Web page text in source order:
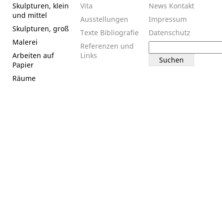
Skulpturen, klein
und mittel
Skulpturen, groß
Malerei
Arbeiten auf
Papier
Räume
Vita
Ausstellungen
Texte Bibliografie
Referenzen und
Links
News Kontakt
Impressum
Datenschutz
nach: